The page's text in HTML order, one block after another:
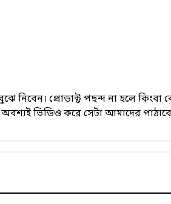
বুঝে নিবেন। প্রোডাক্ট পছন্দ না হলে
ভিডিও করে সেটা আমাদের